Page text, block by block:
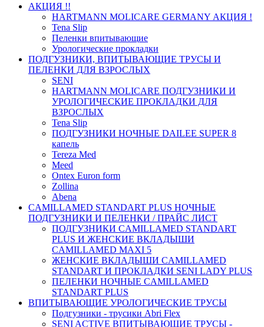
АКЦИЯ !!
HARTMANN MOLICARE GERMANY АКЦИЯ !
Tena Slip
Пеленки впитывающие
Урологические прокладки
ПОДГУЗНИКИ, ВПИТЫВАЮЩИЕ ТРУСЫ И
ПЕЛЕНКИ ДЛЯ ВЗРОСЛЫХ
SENI
HARTMANN MOLICARE ПОДГУЗНИКИ И
УРОЛОГИЧЕСКИЕ ПРОКЛАДКИ ДЛЯ
ВЗРОСЛЫХ
Tena Slip
ПОДГУЗНИКИ НОЧНЫЕ DAILEE SUPER 8
капель
Tereza Med
Meed
Ontex Euron form
Zollina
Abena
CAMILLAMED STANDART PLUS НОЧНЫЕ
ПОДГУЗНИКИ И ПЕЛЕНКИ / ПРАЙС ЛИСТ
ПОДГУЗНИКИ CAMILLAMED STANDART
PLUS И ЖЕНСКИЕ ВКЛАДЫШИ
CAMILLAMED MAXI 5
ЖЕНСКИЕ ВКЛАДЫШИ CAMILLAMED
STANDART И ПРОКЛАДКИ SENI LADY PLUS
ПЕЛЕНКИ НОЧНЫЕ CAMILLAMED
STANDART PLUS
ВПИТЫВАЮЩИЕ УРОЛОГИЧЕСКИЕ ТРУСЫ
Подгузники - трусики Abri Flex
SENI ACTIVE ВПИТЫВАЮЩИЕ ТРУСЫ -